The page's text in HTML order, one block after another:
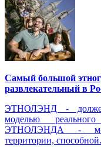
Самый большой
развлекательный в
ЭТНОЛЭНД - должен
моделью
ЭТНОЛЭНДА -
территории,